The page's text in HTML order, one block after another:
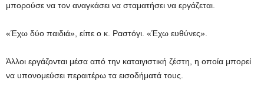
μπορούσε να τον αναγκάσει να σταματήσει να εργάζεται.
«Έχω δύο παιδιά», είπε ο κ. Ραστόγι. «Έχω ευθύνες».
Άλλοι εργάζονται μέσα από την καταιγιστική ζέστη, η οποία μπορεί
να υπονομεύσει περαιτέρω τα εισοδήματά τους.